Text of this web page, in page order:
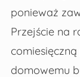
ponieważ
Przejście na
domowemu